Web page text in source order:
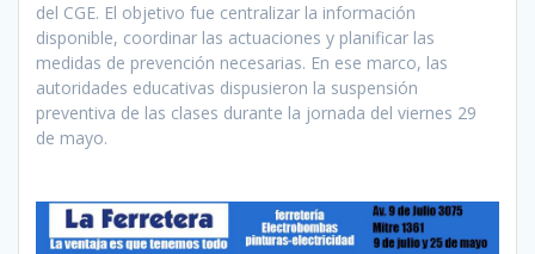
del CGE. El objetivo fue centralizar la información
disponible, coordinar las actuaciones y planificar las
medidas de prevención necesarias. En ese marco, las
autoridades educativas dispusieron la suspensión
preventiva de las clases durante la jornada del viernes 29
de mayo.